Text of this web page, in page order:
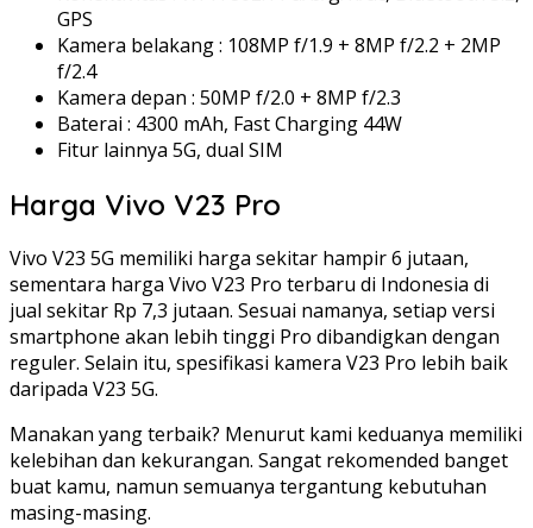
GPS
Kamera belakang : 108MP f/1.9 + 8MP f/2.2 + 2MP
f/2.4
Kamera depan : 50MP f/2.0 + 8MP f/2.3
Baterai : 4300 mAh, Fast Charging 44W
Fitur lainnya 5G, dual SIM
Harga Vivo V23 Pro
Vivo V23 5G memiliki harga sekitar hampir 6 jutaan,
sementara harga Vivo V23 Pro terbaru di Indonesia di
jual sekitar Rp 7,3 jutaan. Sesuai namanya, setiap versi
smartphone akan lebih tinggi Pro dibandigkan dengan
reguler. Selain itu, spesifikasi kamera V23 Pro lebih baik
daripada V23 5G.
Manakan yang terbaik? Menurut kami keduanya memiliki
kelebihan dan kekurangan. Sangat rekomended banget
buat kamu, namun semuanya tergantung kebutuhan
masing-masing.